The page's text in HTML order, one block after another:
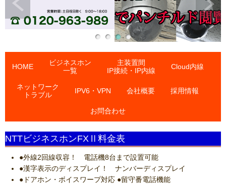
HOME
ビジネスホン
一覧
主装置間
IP接続・IP内線
Cloud内線
ネットワーク
トラブル
IPV6・VPN 会社概要 採用情報
お問合わせ
NTTビジネスホンFXⅡ料金表
●外線2回線収容！ 電話機8台まで設置可能
●漢字表示のディスプレイ！ ナンバーディスプレイ
●ドアホン・ボイスワープ対応 ●留守番電話機能